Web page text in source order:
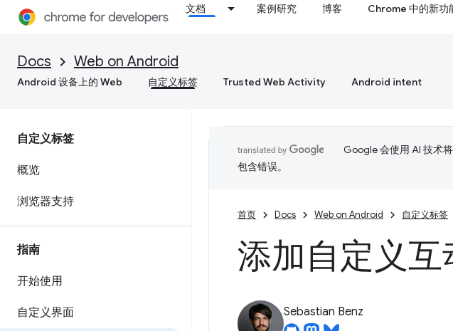
文档 案例研究 博客 Chrome 中的新功
Docs Web on Android
Android 设备上的 Web 自定义标签 Trusted Web Activity Android intent
自定义标签
概览
浏览器支持
指南
开始使用
自定义界面
Google 会使用 AI 技术
包含错误。
首页 Docs Web on Android 自定义标签
添加自定义互
Sebastian Benz